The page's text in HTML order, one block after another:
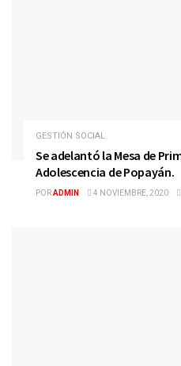
GESTIÓN SOCIAL
Se adelantó la Mesa de
Adolescencia de Popayán.
PORADMIN 4 NOVIEMBRE, 2020